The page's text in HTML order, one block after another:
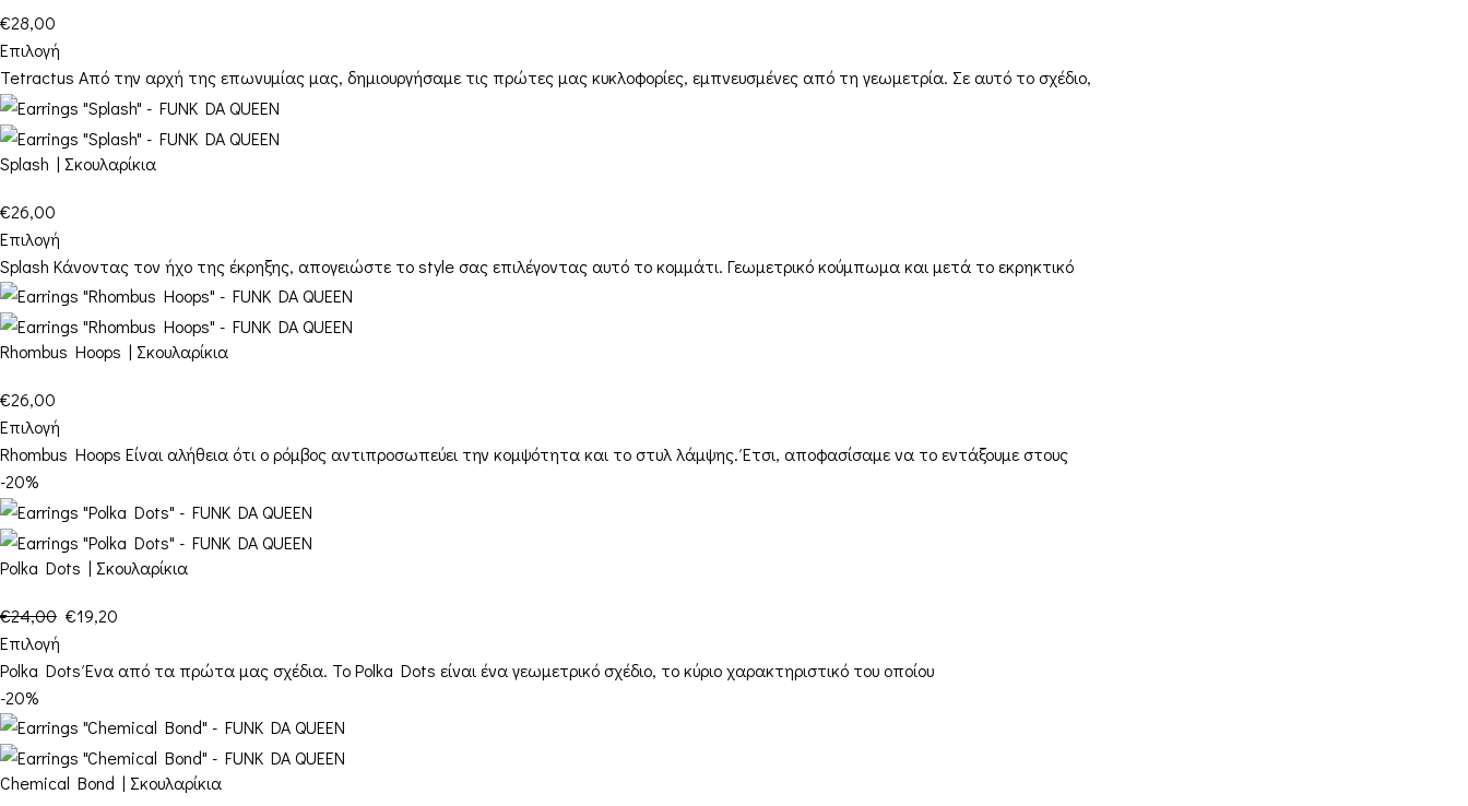
€28,00
Επιλογή
Tetractus Από την αρχή της επωνυμίας μας, δημιουργήσαμε τις πρώτες μας κυκλοφορίες, εμπνευσμένες από τη γεωμετρία. Σε αυτό το σχέδιο,
Splash | Σκουλαρίκια
€26,00
Επιλογή
Splash Κάνοντας τον ήχο της έκρηξης, απογειώστε το style σας επιλέγοντας αυτό το κομμάτι. Γεωμετρικό κούμπωμα και μετά το εκρηκτικό
Rhombus Hoops | Σκουλαρίκια
€26,00
Επιλογή
Rhombus Hoops Είναι αλήθεια ότι ο ρόμβος αντιπροσωπεύει την κομψότητα και το στυλ λάμψης. Έτσι, αποφασίσαμε να το εντάξουμε στους
-20%
Polka Dots | Σκουλαρίκια
€24,00 €19,20
Επιλογή
Polka Dots Ένα από τα πρώτα μας σχέδια. Το Polka Dots είναι ένα γεωμετρικό σχέδιο, το κύριο χαρακτηριστικό του οποίου
-20%
Chemical Bond | Σκουλαρίκια